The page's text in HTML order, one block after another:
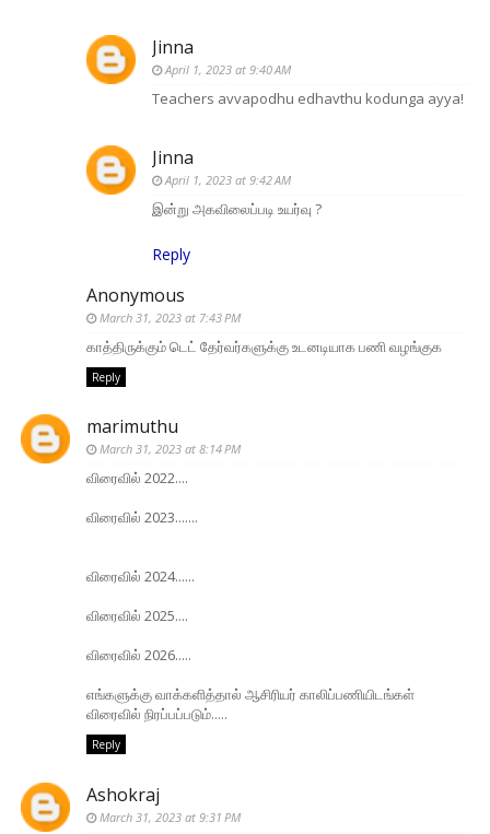
Jinna
April 1, 2023 at 9:40 AM
Teachers avvapodhu edhavthu kodunga ayya!
Jinna
April 1, 2023 at 9:42 AM
இன்று அகவிலைப்படி உயர்வு ?
Reply
Anonymous
March 31, 2023 at 7:43 PM
காத்திருக்கும் டெட் தேர்வர்களுக்கு உடனடியாக பணி வழங்குக
Reply
marimuthu
March 31, 2023 at 8:14 PM
விரைவில் 2022....
விரைவில் 2023.......
விரைவில் 2024......
விரைவில் 2025....
விரைவில் 2026.....
எங்களுக்கு வாக்களித்தால் ஆசிரியர் காலிப்பணியிடங்கள்
விரைவில் நிரப்பப்படும்.....
Reply
Ashokraj
March 31, 2023 at 9:31 PM